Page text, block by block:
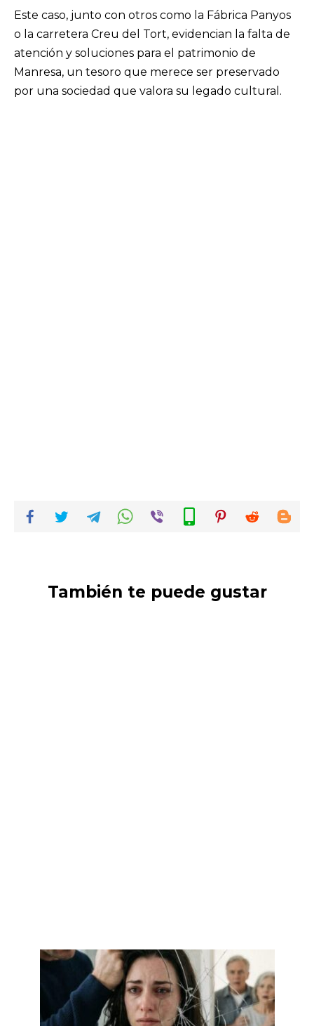
Este caso, junto con otros como la Fábrica Panyos
o la carretera Creu del Tort, evidencian la falta de
atención y soluciones para el patrimonio de
Manresa, un tesoro que merece ser preservado
por una sociedad que valora su legado cultural.
También te puede gustar